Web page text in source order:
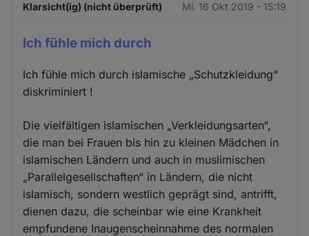
Klarsicht(ig) (nicht überprüft) Mi. 16 Okt 2019 - 15:19
Ich fühle mich durch
Ich fühle mich durch islamische „Schutzkleidung“
diskriminiert !
Die vielfältigen islamischen „Verkleidungsarten“,
die man bei Frauen bis hin zu kleinen Mädchen in
islamischen Ländern und auch in muslimischen
„Parallelgesellschaften“ in Ländern, die nicht
islamisch, sondern westlich geprägt sind, antrifft,
dienen dazu, die scheinbar wie eine Krankheit
empfundene Inaugenscheinnahme des normalen